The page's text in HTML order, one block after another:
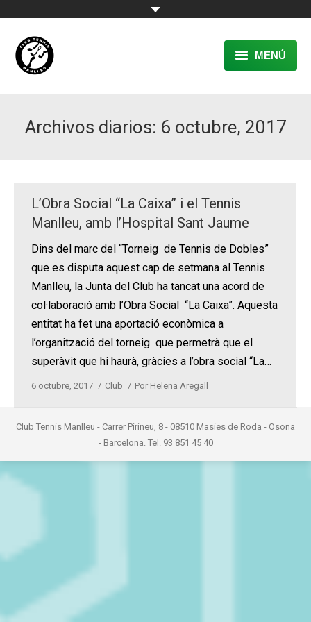
MENÚ
RESERVA
ACTIVITATS
CONTACTE
Archivos diarios: 6 octubre, 2017
L’Obra Social “La Caixa” i el Tennis
Manlleu, amb l’Hospital Sant Jaume
Dins del marc del “Torneig de Tennis de Dobles”
que es disputa aquest cap de setmana al Tennis
Manlleu, la Junta del Club ha tancat una acord de
col·laboració amb l’Obra Social “La Caixa”. Aquesta
entitat ha fet una aportació econòmica a
l’organització del torneig que permetrà que el
superàvit que hi haurà, gràcies a l’obra social “La…
6 octubre, 2017 Club Por Helena Aregall
Club Tennis Manlleu - Carrer Pirineu, 8 - 08510 Masies de Roda - Osona
- Barcelona. Tel. 93 851 45 40